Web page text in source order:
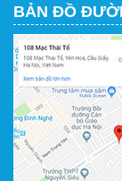
BẢN ĐỒ